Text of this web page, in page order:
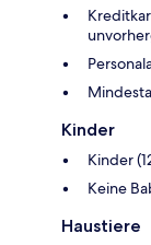
Kinder
Kinder
Keine
Haustiere